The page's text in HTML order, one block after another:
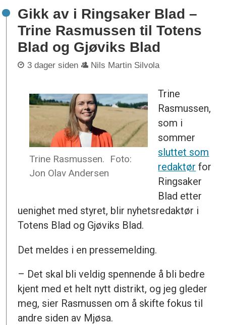
Gikk av i Ringsaker Blad –
Trine Rasmussen til Totens
Blad og Gjøviks Blad
3 dager siden Nils Martin Silvola
Trine Rasmussen.
Foto:
Jon Olav Andersen
Trine
Rasmussen,
som i
sommer
sluttet som
redaktør for
Ringsaker
Blad etter
uenighet med styret, blir nyhetsredaktør i
Totens Blad og Gjøviks Blad.
Det meldes i en pressemelding.
– Det skal bli veldig spennende å bli bedre
kjent med et helt nytt distrikt, og jeg gleder
meg, sier Rasmussen om å skifte fokus til
andre siden av Mjøsa.